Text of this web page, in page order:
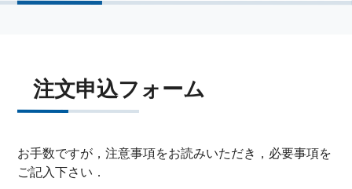
注文申込フォーム
お手数ですが，注意事項をお読みいただき，必要事項を
ご記入下さい．